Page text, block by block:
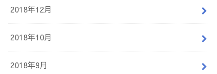
2018年12月
2018年10月
2018年9月